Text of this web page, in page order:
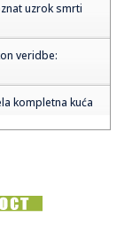
uzrok smrti
veridbe:
kompletna kuća